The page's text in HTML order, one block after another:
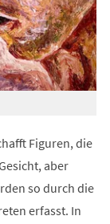
Figuren, die
aber
so durch die
erfasst. In